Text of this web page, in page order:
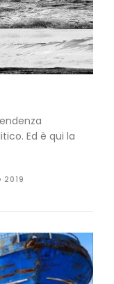
Ed è qui la
2019